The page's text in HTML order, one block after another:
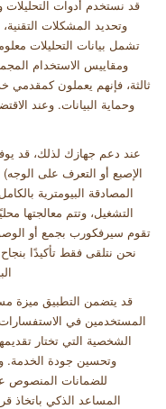
قد نستخدم أدوات التحليلات
وتحديد المشكلات
تشمل بيانات التحليلات
ومقاييس الاستخدام
ثالثة، فإنهم يعملون كمقدمي
وحماية البيانات. وعند
عند دعم جهازك لذلك، قد
الإصبع أو التعرف على
المصادقة البيومترية
التشغيل، وتتم معالجتها
تقوم سيرفكورب بجمع أو
نحن نتلقى فقط تأكيدًا
قد يتضمن التطبيق ميزة
المستخدمين في الاستفسارات
الشخصية التي تختار
وتحسين جودة الخدمة.
للضمانات المنصوص
المساعد الذكي باتخاذ